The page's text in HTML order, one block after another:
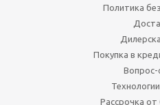
Политика
Покупка в
Вопрос-
Рассрочка от